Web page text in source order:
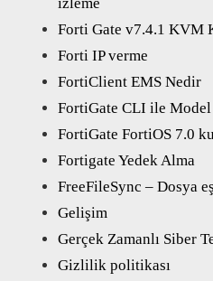
Forti Gate v7.4.1 KVM
Forti IP verme
FortiClient EMS Nedir
FortiGate CLI ile Model
FortiGate FortiOS 7.0
Fortigate Yedek Alma
FreeFileSync – Dosya
Gelişim
Gerçek Zamanlı Siber
Gizlilik politikası